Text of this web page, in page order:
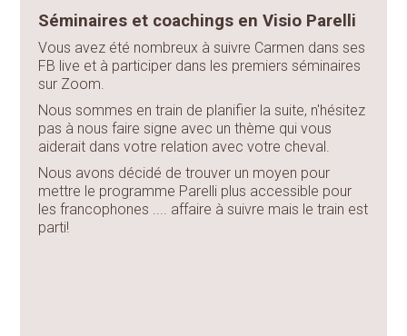
Séminaires et coachings en Visio Parelli
Vous avez été nombreux à suivre Carmen dans ses
FB live et à participer dans les premiers séminaires
sur Zoom.
Nous sommes en train de planifier la suite, n'hésitez
pas à nous faire signe avec un thème qui vous
aiderait dans votre relation avec votre cheval.
Nous avons décidé de trouver un moyen pour
mettre le programme Parelli plus accessible pour
les francophones .... affaire à suivre mais le train est
parti!